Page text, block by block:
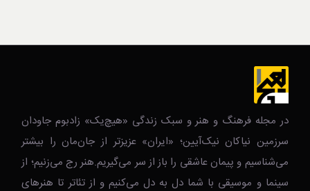
در مجله فرهنگ و هنر و سبک زندگی‌ «هیچ‌یک» زادبوم جاودان
سرزمین نیاکان نیک‌‌‌آیین؛ «ایران» عزیزتر از جان‌مان را بیشتر
می‌شناسیم و پیمان عاشقی را باز از سر می‌گیریم.هنر رج می‌زنیم؛ از
سینما و موسیقی با شما دل به دل می‌کنیم و از تئاتر تا هنرهای